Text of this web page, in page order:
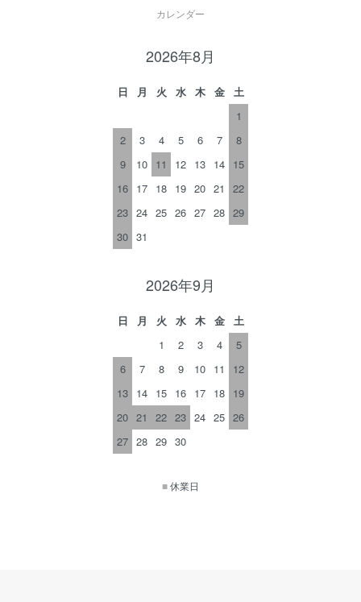
カレンダー
2026年8月
日 月 火 水 木 金
土
1
2
3 4 5 6 7
8
9
10 11 12 13 14 15
16 17 18 19 20 21
22
23 24 25 26 27 28 29
30 31
2026年9月
日 月 火 水 木 金
土
1
2 3 4
5
6
7 8 9 10 11
12
13 14 15 16 17 18 19
20 21 22 23 24 25 26
27 28 29 30
■休業日